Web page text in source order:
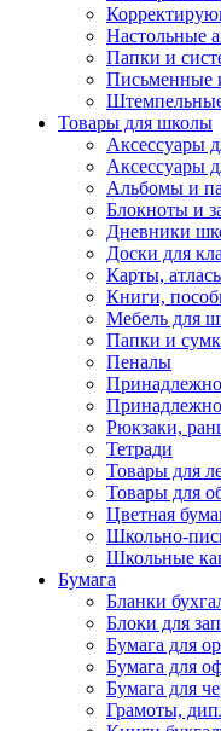
Настольные
Папки и
Письменные
Товары для школы
Аксессуары
Аксессуары
Альбомы и
Блокноты и
Дневники
Доски для
Карты,
Книги,
Мебель для
Папки и
Пеналы
Рюкзаки,
Тетради
Товары для
Товары для
Цветная
Школьно-
Школьные
Бумага
Бланки
Блоки для
Бумага для
Бумага для
Бумага для
Грамоты,